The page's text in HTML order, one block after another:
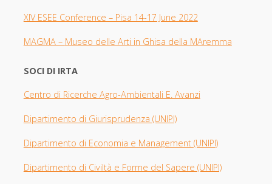
XIV ESEE Conference – Pisa 14-17 June 2022
MAGMA – Museo delle Arti in Ghisa della MAremma
SOCI DI IRTA
Centro di Ricerche Agro-Ambientali E. Avanzi
Dipartimento di Giurisprudenza (UNIPI​)
Dipartimento di Economia e Management (UNIPI)
Dipartimento di Civiltà e Forme del Sapere (UNIPI)